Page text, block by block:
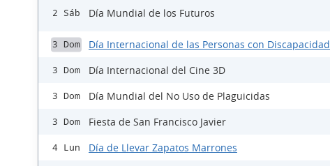
2 Sáb Día Mundial de los Futuros
3 Dom Día Internacional de las Personas con Discapacidad
3 Dom Día Internacional del Cine 3D
3 Dom Día Mundial del No Uso de Plaguicidas
3 Dom Fiesta de San Francisco Javier
4 Lun Día de Llevar Zapatos Marrones